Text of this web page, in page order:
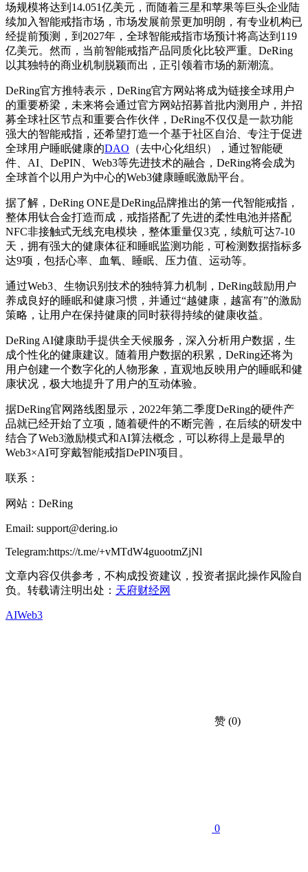
场规模将达到14.051亿美元，而随着三星和苹果等巨头企业陆
续加入智能戒指市场，市场发展前景更加明朗，有专业机构已
经提前预测，到2027年，全球智能戒指市场预计将高达到119
亿美元。然而，当前智能戒指产品同质化比较严重。DeRing
以其独特的商业机制脱颖而出，正引领着市场的新潮流。
DeRing官方推特表示，DeRing官方网站将成为链接全球用户
的重要桥梁，未来将会通过官方网站招募首批内测用户，并招
募全球社区节点和重要合作伙伴，DeRing不仅仅是一款功能
强大的智能戒指，还希望打造一个基于社区自治、专注于促进
全球用户睡眠健康的DAO （去中心化组织），通过智能硬
件、AI、DePIN、Web3等先进技术的融合，DeRing将会成为
全球首个以用户为中心的Web3健康睡眠激励平台。
据了解，DeRing ONE是DeRing品牌推出的第一代智能戒指，
整体用钛合金打造而成，戒指搭配了先进的柔性电池并搭配
NFC非接触式无线充电模块，整体重量仅3克，续航可达7-10
天，拥有强大的健康体征和睡眠监测功能，可检测数据指标多
达9项，包括心率、血氧、睡眠、压力值、运动等。
通过Web3、生物识别技术的独特算力机制，DeRing鼓励用户
养成良好的睡眠和健康习惯，并通过“越健康，越富有”的激励
策略，让用户在保持健康的同时获得持续的健康收益。
DeRing AI健康助手提供全天候服务，深入分析用户数据，生
成个性化的健康建议。随着用户数据的积累，DeRing还将为
用户创建一个数字化的人物形象，直观地反映用户的睡眠和健
康状况，极大地提升了用户的互动体验。
据DeRing官网路线图显示，2022年第二季度DeRing的硬件产
品就已经开始了立项，随着硬件的不断完善，在后续的研发中
结合了Web3激励模式和AI算法概念，可以称得上是最早的
Web3×AI可穿戴智能戒指DePIN项目。
联系：
网站：DeRing
Email: support@dering.io
Telegram:https://t.me/+vMTdW4guootmZjNl
文章内容仅供参考，不构成投资建议，投资者据此操作风险自
负。转载请注明出处： 天府财经网
AIWeb3
赞 (0)
0